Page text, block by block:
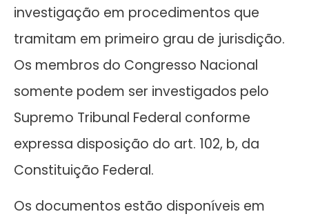
investigação em procedimentos que
tramitam em primeiro grau de jurisdição.
Os membros do Congresso Nacional
somente podem ser investigados pelo
Supremo Tribunal Federal conforme
expressa disposição do art. 102, b, da
Constituição Federal.
Os documentos estão disponíveis em